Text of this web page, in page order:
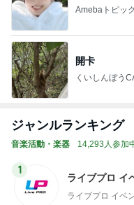
Amebaトピッ
開卡
くいしんぼう
ジャンルランキング
音楽活動・楽器 14,293人参加
1
ライブプロ イ
ライブプロ イベ